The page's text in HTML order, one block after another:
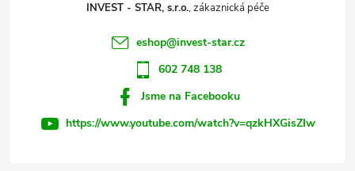
INVEST - STAR, s.r.o.
eshop@invest-star.cz
602 748 138
Jsme na Facebooku
https://www.youtube.com/watch?v=qzkHXGisZIw